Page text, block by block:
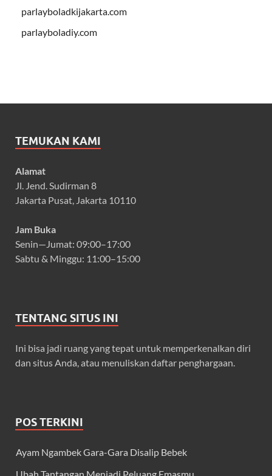
parlayboladkijakarta.com
parlayboladiy.com
TEMUKAN KAMI
Alamat
Jl. Jend. Sudirman 8
Jakarta Pusat, Jakarta 10110
Jam Buka
Senin—Jumat: 09:00–17:00
Sabtu & Minggu: 11:00–15:00
TENTANG SITUS INI
Ini bisa jadi ruang yang tepat untuk memperkenalkan diri
dan situs Anda, atau menuliskan daftar penghargaan.
POS TERKINI
Ayam Ngambek Gara-Gara Disalip Bebek